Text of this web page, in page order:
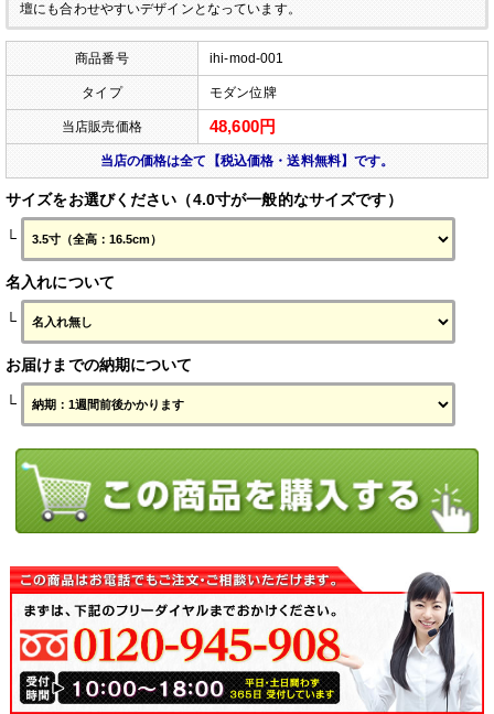
壇にも合わせやすいデザインとなっています。
商品番号 ihi-mod-001
タイプ モダン位牌
当店販売価格 48,600円
当店の価格は全て【税込価格・送料無料】です。
サイズをお選びください（4.0寸が一般的なサイズです）
└
名入れについて
└
お届けまでの納期について
└